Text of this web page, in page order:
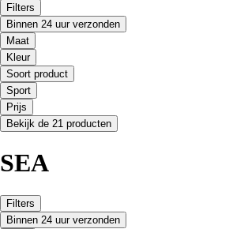
Filters
Binnen 24 uur verzonden
Maat
Kleur
Soort product
Sport
Prijs
Bekijk de 21 producten
SEA
Filters
Binnen 24 uur verzonden